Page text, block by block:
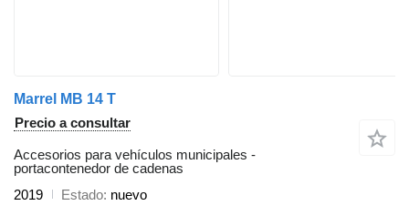
Marrel MB 14 T
Precio a consultar
Accesorios para vehículos municipales -
portacontenedor de cadenas
2019
Estado nuevo